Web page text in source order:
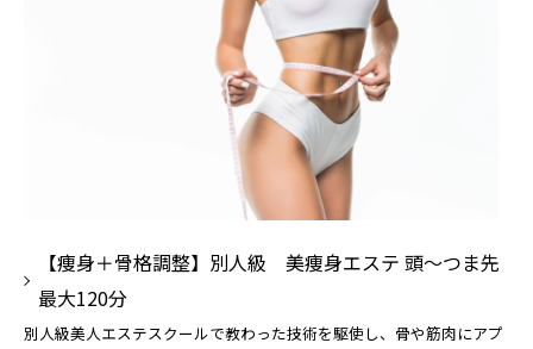
【痩身＋骨格調整】別人級 美痩身エステ 頭〜つま先
最大120分
別人級美人エステスクールで教わった技術を駆使し、骨や筋肉にアプ